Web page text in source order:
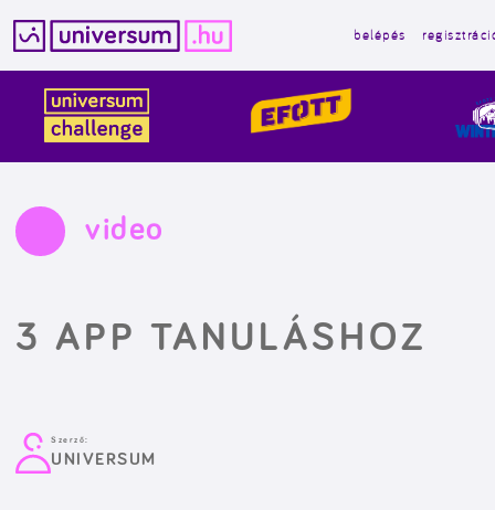
tartalomba
belépés
video
3 APP TANULÁSHOZ
Szerző:
UNIVERSUM